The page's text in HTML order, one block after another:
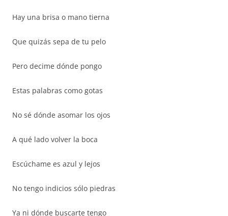
Hay una brisa o mano tierna
Que quizás sepa de tu pelo
Pero decime dónde pongo
Estas palabras como gotas
No sé dónde asomar los ojos
A qué lado volver la boca
Escúchame es azul y lejos
No tengo indicios sólo piedras
Ya ni dónde buscarte tengo